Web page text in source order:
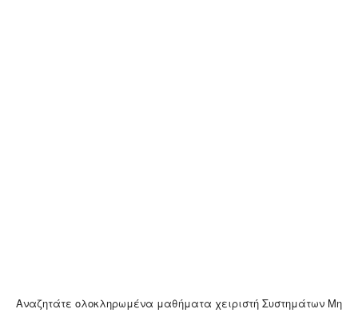
Αναζητάτε ολοκληρωμένα μαθήματα χειριστή Συστημάτων Μη